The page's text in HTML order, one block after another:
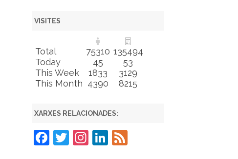
VISITES
Total 75310 135494
Today
45
53
This Week
1833
3129
This Month 4390 8215
XARXES RELACIONADES:
F T In Li F